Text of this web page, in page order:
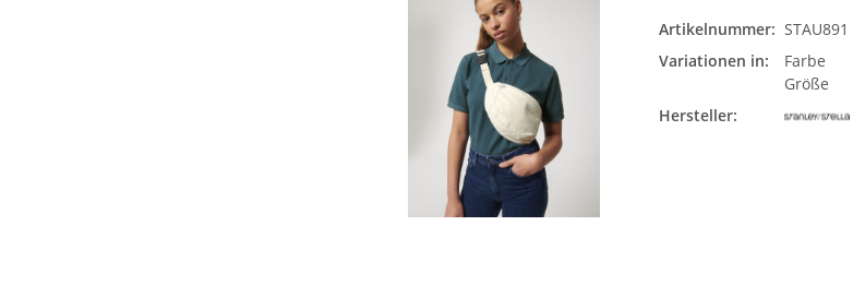
Artikelnummer: STAU891
Variationen in:
Farbe
Größe
Hersteller: